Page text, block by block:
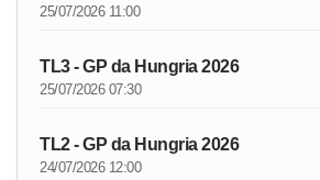
25/07/2026 11:00
TL3 - GP da Hungria 2026
25/07/2026 07:30
TL2 - GP da Hungria 2026
24/07/2026 12:00